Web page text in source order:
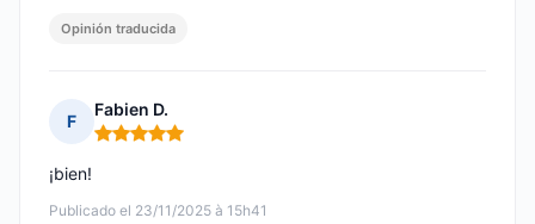
Opinión traducida
F
Fabien D.
Nota: 5 de 5
Publicado el 23/11/2025 à 15h41
¡bien!